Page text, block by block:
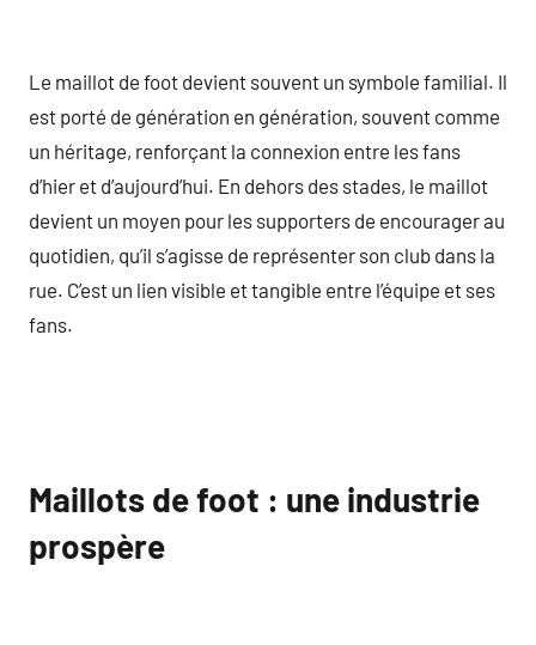
Le maillot de foot devient souvent un symbole familial. Il
est porté de génération en génération, souvent comme
un héritage, renforçant la connexion entre les fans
d’hier et d’aujourd’hui. En dehors des stades, le maillot
devient un moyen pour les supporters de encourager au
quotidien, qu’il s’agisse de représenter son club dans la
rue. C’est un lien visible et tangible entre l’équipe et ses
fans.
Maillots de foot : une industrie
prospère